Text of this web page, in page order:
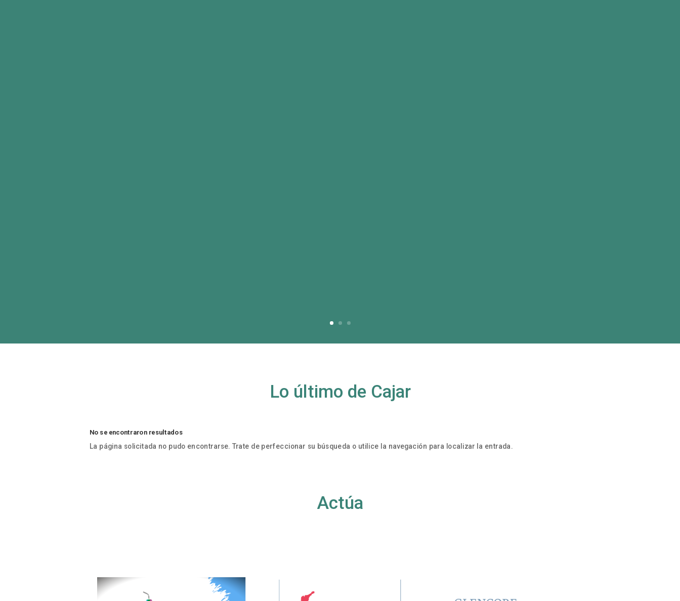
Lo último de Cajar
No se encontraron resultados
La página solicitada no pudo encontrarse. Trate de perfeccionar su búsqueda o utilice la navegación para localizar la entrada.
Actúa